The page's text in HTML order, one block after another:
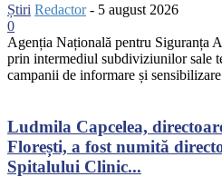
Știri Redactor - 5 august 2026
0
Agenția Națională pentru Siguranța
prin intermediul subdiviziunilor sale
campanii de informare și
Ludmila Capcelea,
Florești, a fost numită
Spitalului Clinic...